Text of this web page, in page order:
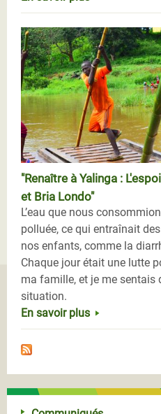
"Renaître à Yalinga :
et Bria Londo"
L’eau que nous
polluée, ce qui entraînait
nos enfants, comme la
Chaque jour était une lutte
ma famille, et je me sentais
situation.
En savoir plus